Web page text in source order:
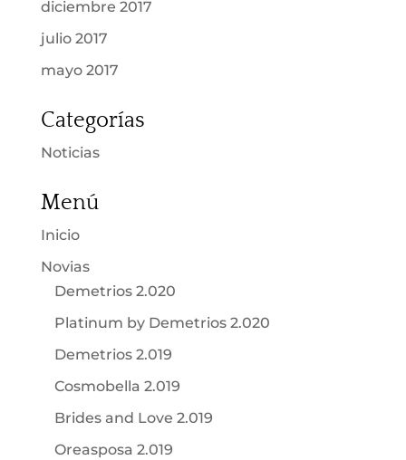
diciembre 2017
julio 2017
mayo 2017
Categorías
Noticias
Menú
Inicio
Novias
Demetrios 2.020
Platinum by Demetrios 2.020
Demetrios 2.019
Cosmobella 2.019
Brides and Love 2.019
Oreasposa 2.019